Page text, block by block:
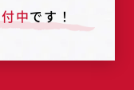
中です！